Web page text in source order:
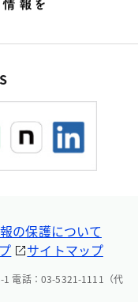
の保護について
サイトマップ
1 電話：03-5321-1111（代